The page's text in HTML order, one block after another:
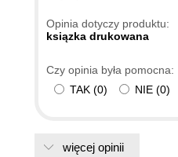
Opinia dotyczy produktu:
ksiązka drukowana
Czy opinia była pomocna:
TAK (0) NIE (0)
więcej opinii